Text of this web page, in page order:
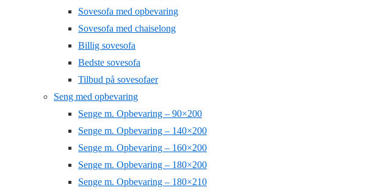
Sovesofa med opbevaring
Sovesofa med chaiselong
Billig sovesofa
Bedste sovesofa
Tilbud på sovesofaer
Seng med opbevaring
Senge m. Opbevaring – 90×200
Senge m. Opbevaring – 140×200
Senge m. Opbevaring – 160×200
Senge m. Opbevaring – 180×200
Senge m. Opbevaring – 180×210